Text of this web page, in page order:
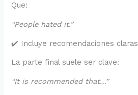
Que:
“People hated it.”
✔️ Incluye recomendaciones claras
La parte final suele ser clave:
“It is recommended that…”